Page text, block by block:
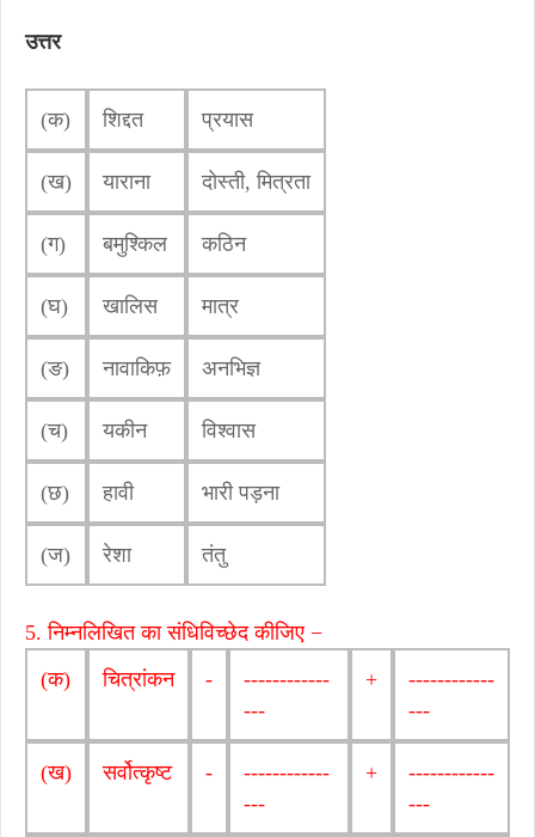
उत्तर
(क) शिद्दत प्रयास
(ख) याराना दोस्ती, मित्रता
(ग) बमुश्किल कठिन
(घ) खालिस मात्र
(ङ) नावाकिफ़ अनभिज्ञ
(च) यकीन विश्वास
(छ) हावी भारी पड़ना
(ज) रेशा तंतु
5. निम्नलिखित का संधिविच्छेद कीजिए −
(क)
चित्रांकन -
------------
---
+
------------
---
(ख) सर्वोत्कृष्ट -
------------
---
+
------------
---